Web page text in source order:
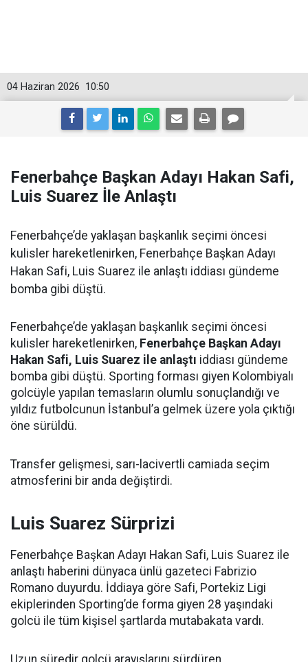
10:50
04 Haziran 2026
Fenerbahçe Başkan Adayı Hakan Safi,
Luis Suarez İle Anlaştı
Fenerbahçe’de yaklaşan başkanlık seçimi öncesi
kulisler hareketlenirken, Fenerbahçe Başkan Adayı
Hakan Safi, Luis Suarez ile anlaştı iddiası gündeme
bomba gibi düştü.
Fenerbahçe’de yaklaşan başkanlık seçimi öncesi
kulisler hareketlenirken, Fenerbahçe Başkan Adayı
Hakan Safi, Luis Suarez ile anlaştı iddiası gündeme
bomba gibi düştü. Sporting forması giyen Kolombiyalı
golcüyle yapılan temasların olumlu sonuçlandığı ve
yıldız futbolcunun İstanbul’a gelmek üzere yola çıktığı
öne sürüldü.
Transfer gelişmesi, sarı-lacivertli camiada seçim
atmosferini bir anda değiştirdi.
Luis Suarez Sürprizi
Fenerbahçe Başkan Adayı Hakan Safi, Luis Suarez ile
anlaştı haberini dünyaca ünlü gazeteci Fabrizio
Romano duyurdu. İddiaya göre Safi, Portekiz Ligi
ekiplerinden Sporting’de forma giyen 28 yaşındaki
golcü ile tüm kişisel şartlarda mutabakata vardı.
Uzun süredir golcü arayışlarını sürdüren